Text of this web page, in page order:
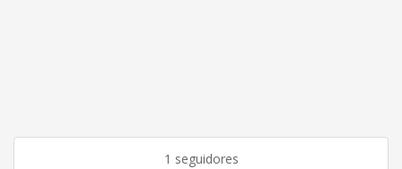
1 seguidores